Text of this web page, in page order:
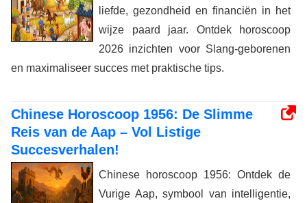
liefde, gezondheid en financiën in het
wijze paard jaar. Ontdek horoscoop
2026 inzichten voor Slang-geborenen
en maximaliseer succes met praktische tips.
Chinese Horoscoop 1956: De Slimme
Reis van de Aap – Vol Listige
Succesverhalen!
Chinese horoscoop 1956: Ontdek de
Vurige Aap, symbool van intelligentie,